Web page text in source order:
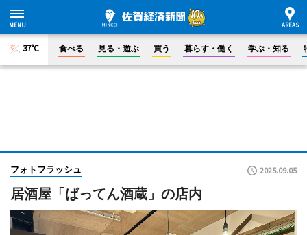
37°C 食べる 見る・遊ぶ 買う 暮らす・働く 学ぶ・知る
フォトフラッシュ 2025.09.05
居酒屋「ばってん酒蔵」の店内